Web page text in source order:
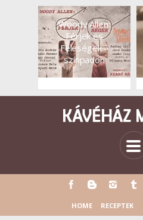
Woody Allen:
Férjek és
Feleségek –
színpadon
HOME RECEPTEK